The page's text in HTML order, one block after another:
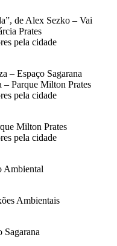
de Alex Sezko – Vai
Prates
pela cidade
– Espaço Sagarana
– Parque Milton Prates
pela cidade
Milton Prates
pela cidade
Ambiental
Ambientais
Sagarana